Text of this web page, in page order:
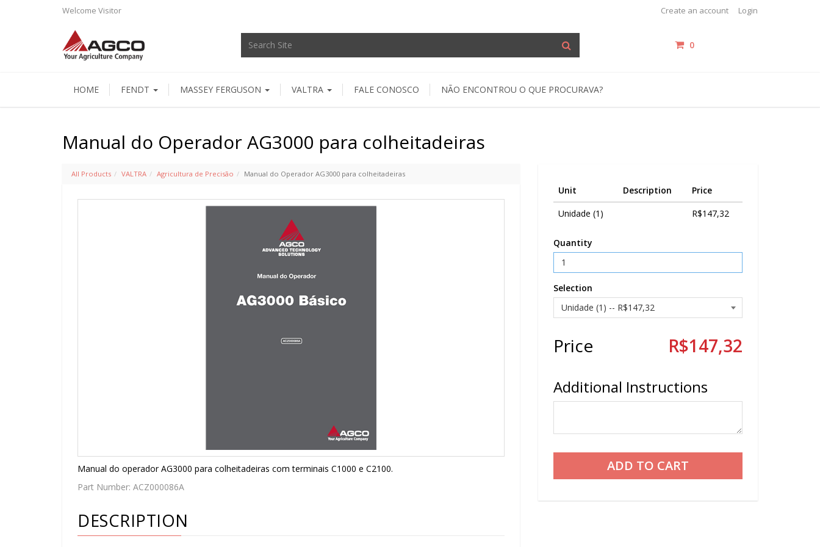
Welcome Visitor Create an account Login
0
HOME FENDT MASSEY FERGUSON VALTRA FALE CONOSCO NÃO ENCONTROU O QUE PROCURAVA?
Manual do Operador AG3000 para colheitadeiras
Unit Description
Price
Unidade (1)
R$147,32
Quantity
Selection
Price R$147,32
Additional Instructions
All Products VALTRA Agricultura de Precisão Manual do Operador AG3000 para colheitadeiras
Manual do operador AG3000 para colheitadeiras com terminais C1000 e C2100.
Part Number: ACZ000086A
DESCRIPTION